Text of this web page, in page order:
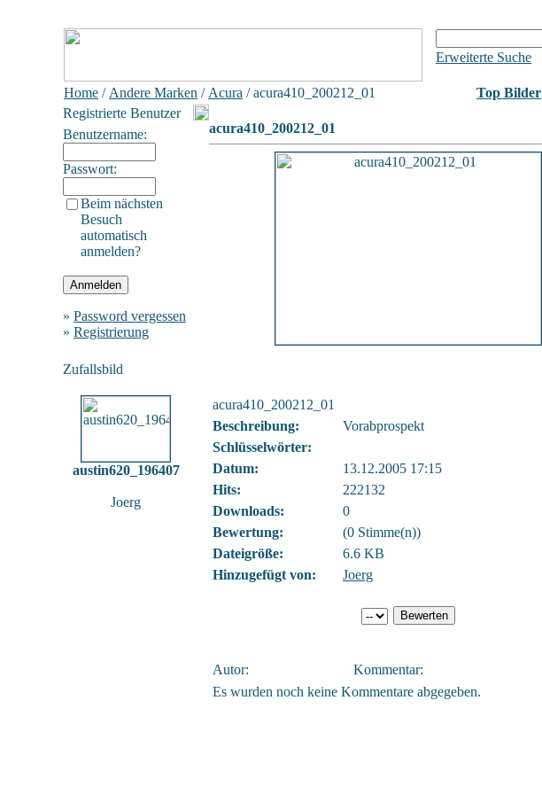
Erweiterte Suche
Home / Andere Marken / Acura / acura410_200212_01 Top Bilder
Registrierte Benutzer
Benutzername:
Passwort:
Beim nächsten
Besuch
automatisch
anmelden?
» Password vergessen
» Registrierung
Zufallsbild
austin620_196407
Joerg
acura410_200212_01
acura410_200212_01
Beschreibung:
Vorabprospekt
Schlüsselwörter:
Datum:
13.12.2005 17:15
Hits:
222132
Downloads:
0
Bewertung:
(0 Stimme(n))
Dateigröße:
6.6 KB
Hinzugefügt von:
Joerg
Autor:
Kommentar:
Es wurden noch keine Kommentare abgegeben.